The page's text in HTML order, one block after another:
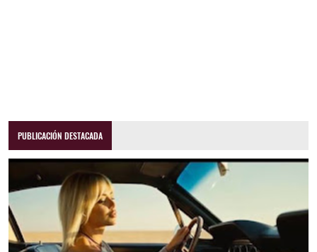
PUBLICACIÓN DESTACADA